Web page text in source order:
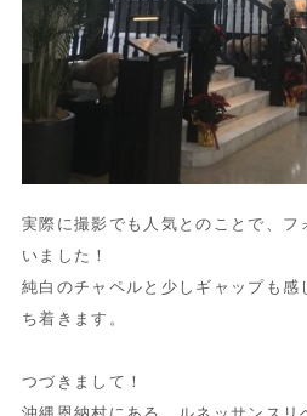
実際に撮影でも人気とのことで、フ
いました！
純白のチャペルと少しギャップも感
ち着きます。
つづきまして！